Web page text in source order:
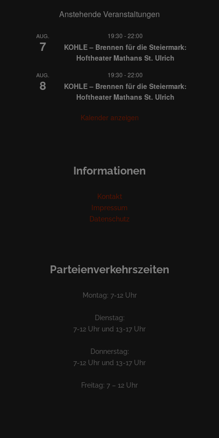
Anstehende Veranstaltungen
AUG.
7
19:30 -22:00
KOHLE – Brennen für die Steiermark:
Hoftheater Mathans St. Ulrich
AUG.
8
19:30 -22:00
KOHLE – Brennen für die Steiermark:
Hoftheater Mathans St. Ulrich
Kalender anzeigen
Informationen
Kontakt
Impressum
Datenschutz
Parteienverkehrszeiten
Montag: 7-12 Uhr
Dienstag:
7-12 Uhr und 13-17 Uhr
Donnerstag:
7-12 Uhr und 13-17 Uhr
Freitag: 7 – 12 Uhr